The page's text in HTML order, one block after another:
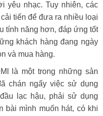
yêu nhạc. Tuy nhiên, các
tiến để đưa ra nhiều loại
tính năng hơn, đáp ứng tốt
khách hàng đang ngày
và mua hàng.
là một trong những sản
chán ngấy việc sử dụng
lạc hậu, phải sử dụng
bài mình muốn hát, có khi